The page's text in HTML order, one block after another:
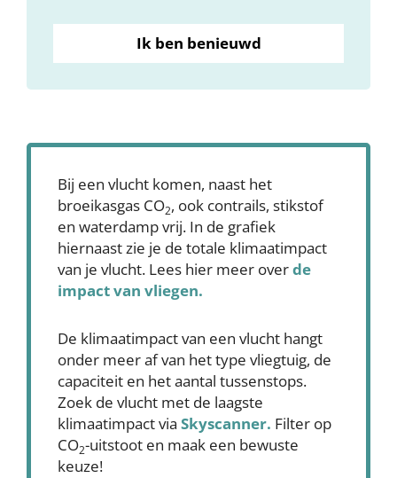
Ik ben benieuwd
Bij een vlucht komen, naast het
broeikasgas CO2, ook contrails, stikstof
en waterdamp vrij. In de grafiek
hiernaast zie je de totale klimaatimpact
van je vlucht. Lees hier meer overde
impact van vliegen.
De klimaatimpact van een vlucht hangt
onder meer af van het type vliegtuig, de
capaciteit en het aantal tussenstops.
Zoek de vlucht met de laagste
klimaatimpact via Skyscanner. Filter op
CO2-uitstoot en maak een bewuste
keuze!